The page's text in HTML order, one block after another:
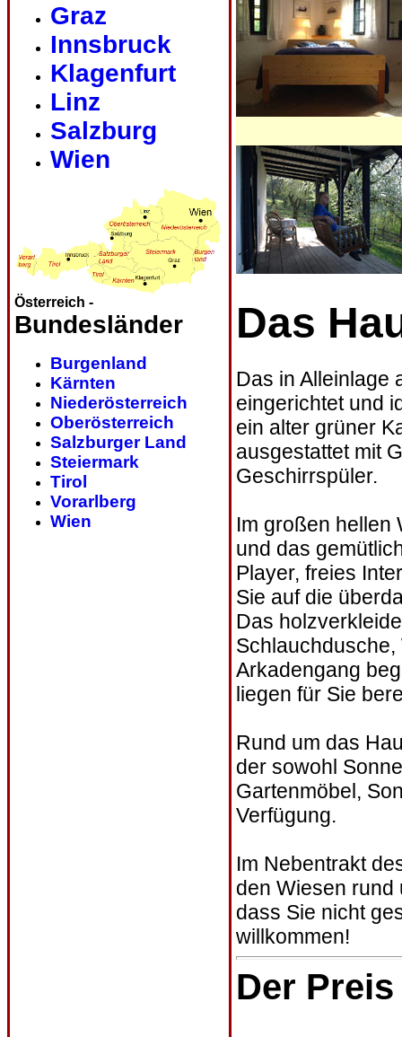
Graz
Innsbruck
Klagenfurt
Linz
Salzburg
Wien
Österreich -
Bundesländer
Burgenland
Kärnten
Niederösterreich
Oberösterreich
Salzburger Land
Steiermark
Tirol
Vorarlberg
Wien
Das
Das in Alleinlage
eingerichtet und
ein alter grüner
ausgestattet mit
Geschirrspüler.
Im großen hellen
und das
Player, freies
Sie auf die
Das
Arkadengang
liegen für Sie
Rund um das
der sowohl
Gartenmöbel,
Verfügung.
Im Nebentrakt
den Wiesen rund
dass Sie nicht
willkommen!
Der